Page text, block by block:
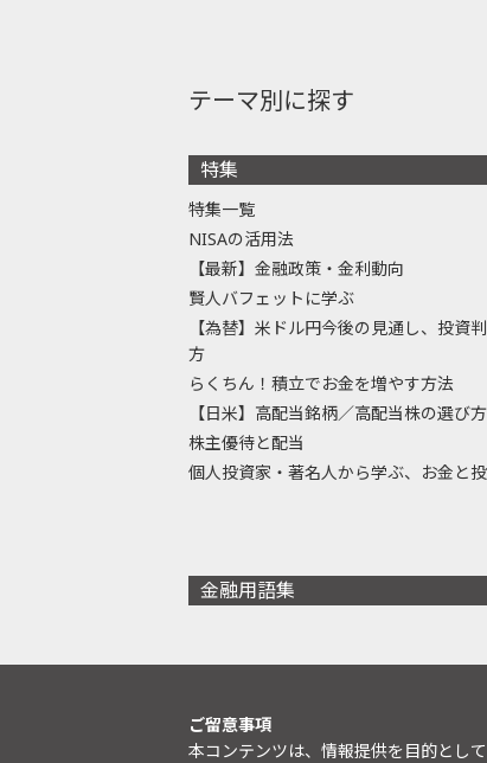
テーマ別に探す
特集
特集一覧
NISAの活用法
【最新】金融政策・金利動向
賢人バフェットに学ぶ
【為替】米ドル円今後の見通し、投資
方
らくちん！積立でお金を増やす方法
【日米】高配当銘柄／高配当株の選び方
株主優待と配当
個人投資家・著名人から学ぶ、お金と
金融用語集
ご留意事項
本コンテンツは、情報提供を目的として